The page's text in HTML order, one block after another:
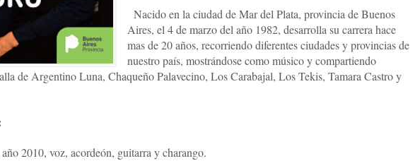
Nacido en la ciudad de Mar del Plata, provincia de Buenos
Aires, el 4 de marzo del año 1982, desarrolla su carrera hace
mas de 20 años, recorriendo diferentes ciudades y provincias de
nuestro país, mostrándose como músico y compartiendo
de Argentino Luna, Chaqueño Palavecino, Los Carabajal, Los Tekis, Tamara Castro y
2010, voz, acordeón, guitarra y charango.